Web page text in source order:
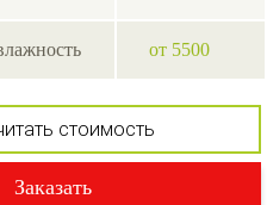
от 5500
стоимость
Заказать